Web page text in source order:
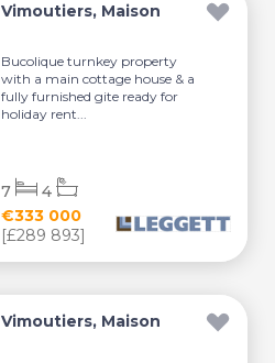
Vimoutiers, Maison
Bucolique turnkey property
with a main cottage house & a
fully furnished gite ready for
holiday rent...
€333 000
[£289 893]
7 4
Vimoutiers, Maison